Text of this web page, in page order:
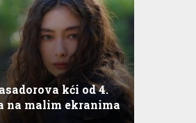
kći od 4.
na malim ekranima